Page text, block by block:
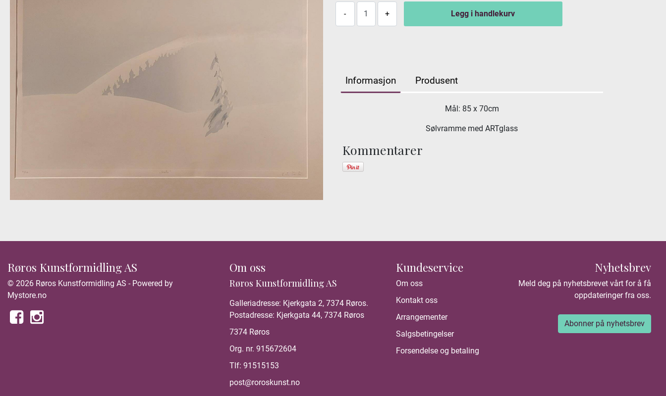
Legg i handlekurv
Informasjon Produsent
Mål: 85 x 70cm
Sølvramme med ARTglass
Kommentarer
Røros Kunstformidling AS
© 2026 Røros Kunstformidling AS - Powered by
Mystore.no
Om oss
Røros Kunstformidling AS
Galleriadresse: Kjerkgata 2, 7374 Røros.
Postadresse: Kjerkgata 44, 7374 Røros
7374 Røros
Org. nr. 915672604
Tlf: 91515153
post@roroskunst.no
Kundeservice
Om oss
Kontakt oss
Arrangementer
Salgsbetingelser
Forsendelse og betaling
Nyhetsbrev
Meld deg på nyhetsbrevet vårt for å få
oppdateringer fra oss.
Abonner på nyhetsbrev